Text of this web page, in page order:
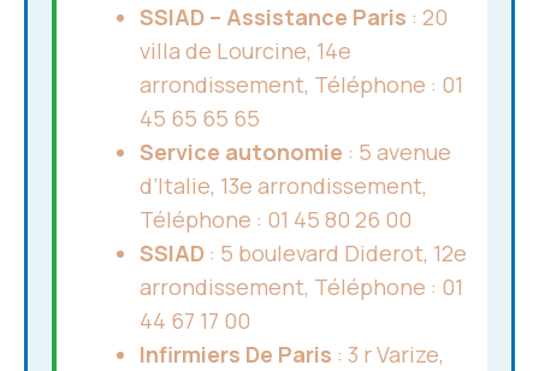
SSIAD – Assistance Paris : 20
villa de Lourcine, 14e
arrondissement, Téléphone : 01
45 65 65 65
Service autonomie : 5 avenue
d’Italie, 13e arrondissement,
Téléphone : 01 45 80 26 00
SSIAD : 5 boulevard Diderot, 12e
arrondissement, Téléphone : 01
44 67 17 00
Infirmiers De Paris : 3 r Varize,